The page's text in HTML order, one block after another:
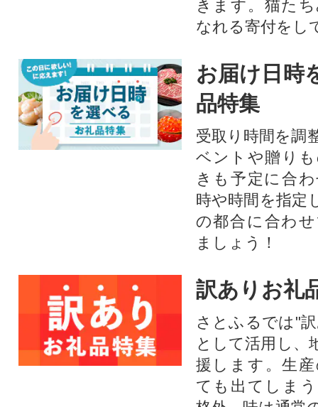
きます。猫た
なれる寄付をし
お届け日時
品特集
受取り時間を調
ベントや贈り
きも予定に合
時や時間を指定
の都合に合わ
ましょう！
訳ありお礼
さとふるでは"
として活用し、
援します。⽣
ても出てしま